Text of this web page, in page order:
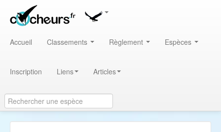
Accueil Classements Règlement Espèces
Inscription Liens Articles